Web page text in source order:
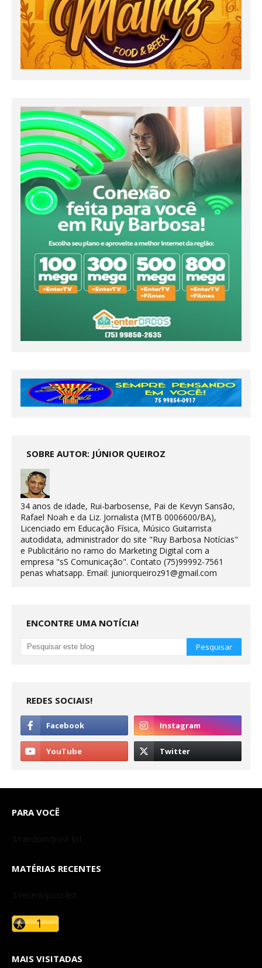
SOBRE AUTOR: JÚNIOR QUEIROZ
34 anos de idade, Rui-barbosense, Pai de Kevyn Sansão,
Rafael Noah e da Liz. Jornalista (MTB 0006600/BA),
Licenciado em Educação Física, Músico Guitarrista
autodidata, administrador do site "Ruy Barbosa Notícias"
e Publicitário no ramo do Marketing Digital com a
empresa "sS Comunicação". Contato (75)99992-7561
penas whatsapp. Email: juniorqueiroz91@gmail.com
ENCONTRE UMA NOTÍCIA!
REDES SOCIAIS!
PARA VOCÊ
3/random/post-list
MATÉRIAS RECENTES
3/recent/post-list
MAIS VISITADAS